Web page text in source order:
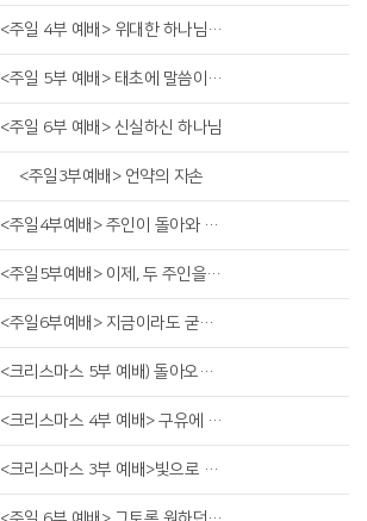
<주일 4부 예배> 위대한 하나님의 사람이 되라
<주일 5부 예배> 태초에 말씀이 계시니라
<주일 6부 예배> 신실하신 하나님
<주일3부예배> 언약의 자손
<주일4부예배> 주인이 돌아와 결산할 때
<주일5부예배> 이제, 두 주인을 섬기는 인생은 끝났습니다
<주일6부예배> 지금이라도 굳게 붙잡아야 합니다
<크리스마스 5부 예배) 돌아오라, 제발 돌아오라
<크리스마스 4부 예배> 구유에 누이신 예수님
<크리스마스 3부 예배>빛으로 오신 예수님